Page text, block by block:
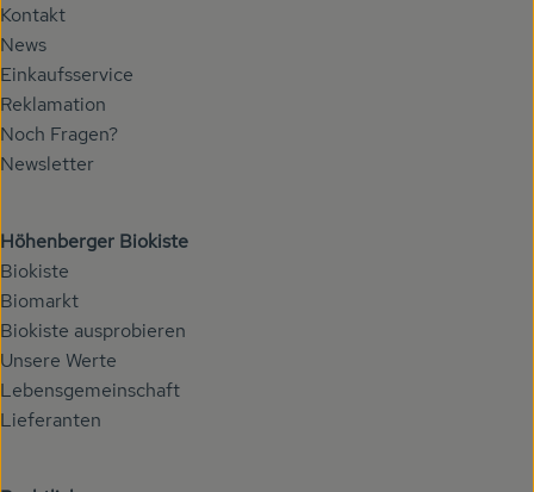
Kontakt
News
Einkaufsservice
Reklamation
Noch Fragen?
Newsletter
Höhenberger Biokiste
Biokiste
Biomarkt
Biokiste ausprobieren
Unsere Werte
Lebensgemeinschaft
Lieferanten